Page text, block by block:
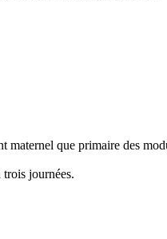
que primaire des
trois journées.